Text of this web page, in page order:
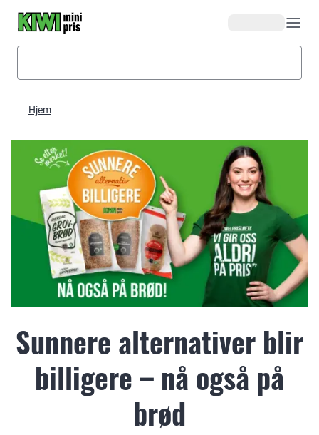
Hjem
Sunnere alternativer blir
billigere – nå også på
brød